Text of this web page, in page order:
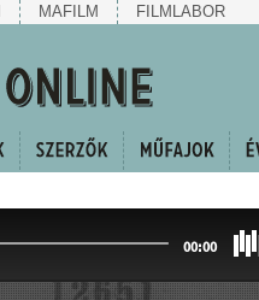
MAFILM FILMLABOR
00:00